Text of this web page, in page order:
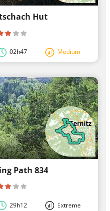
Hut
02h47 Medium
Path 834
29h12 Extreme